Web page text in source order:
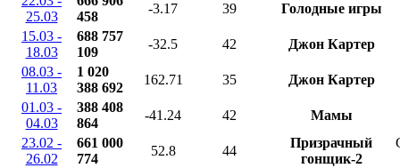
25.03
458
-3.17 39
Голодные игры
15.03 -
18.03
688 757
109
-32.5 42
Джон Картер
08.03 -
11.03
1 020
388 692
162.71 35
Джон Картер
01.03 -
04.03
388 408
864
-41.24 42
Мамы
23.02 -
26.02
661 000
774
52.8 44
Призрачный
гонщик-2